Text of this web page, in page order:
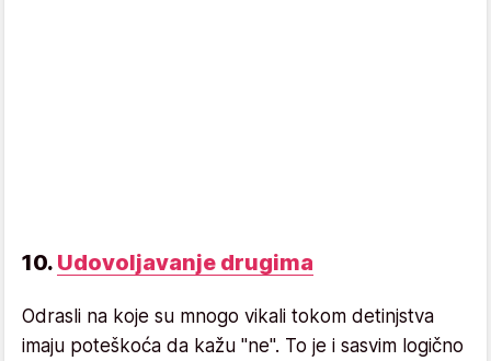
10. Udovoljavanje drugima
Odrasli na koje su mnogo vikali tokom detinjstva
imaju poteškoća da kažu "ne". To je i sasvim logično